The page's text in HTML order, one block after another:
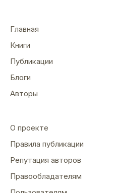
Главная
Книги
Публикации
Блоги
Авторы
О проекте
Правила публикации
Репутация авторов
Правообладателям